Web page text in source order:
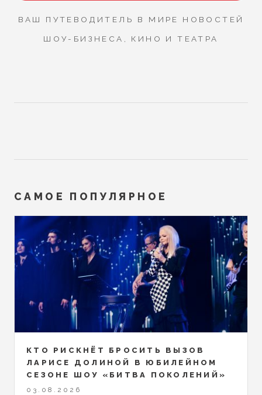
ВАШ ПУТЕВОДИТЕЛЬ В МИРЕ НОВОСТЕЙ
ШОУ-БИЗНЕСА, КИНО И ТЕАТРА
САМОЕ ПОПУЛЯРНОЕ
КТО РИСКНЁТ БРОСИТЬ ВЫЗОВ
ЛАРИСЕ ДОЛИНОЙ В ЮБИЛЕЙНОМ
СЕЗОНЕ ШОУ «БИТВА ПОКОЛЕНИЙ»
03.08.2026